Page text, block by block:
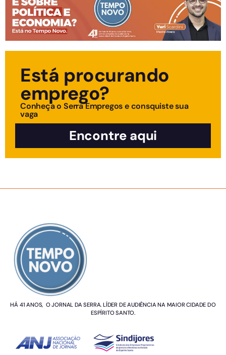
Está procurando
emprego?
Conheça o Serra Empregos e consquiste sua
vaga
Encontre aqui
HÁ 41 ANOS, O JORNAL DA SERRA. LÍDER DE AUDIÊNCIA NA MAIOR CIDADE DO
ESPÍRITO SANTO.